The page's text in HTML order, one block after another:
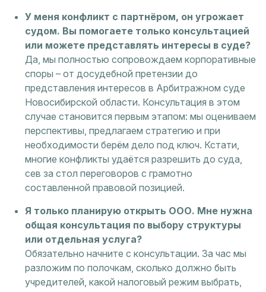
У меня конфликт с партнёром, он угрожает
судом. Вы помогаете только консультацией
или можете представлять интересы в суде?
Да, мы полностью сопровождаем корпоративные
споры – от досудебной претензии до
представления интересов в Арбитражном суде
Новосибирской области. Консультация в этом
случае становится первым этапом: мы оцениваем
перспективы, предлагаем стратегию и при
необходимости берём дело под ключ. Кстати,
многие конфликты удаётся разрешить до суда,
сев за стол переговоров с грамотно
составленной правовой позицией.
Я только планирую открыть ООО. Мне нужна
общая консультация по выбору структуры
или отдельная услуга?
Обязательно начните с консультации. За час мы
разложим по полочкам, сколько должно быть
учредителей, какой налоговый режим выбрать,